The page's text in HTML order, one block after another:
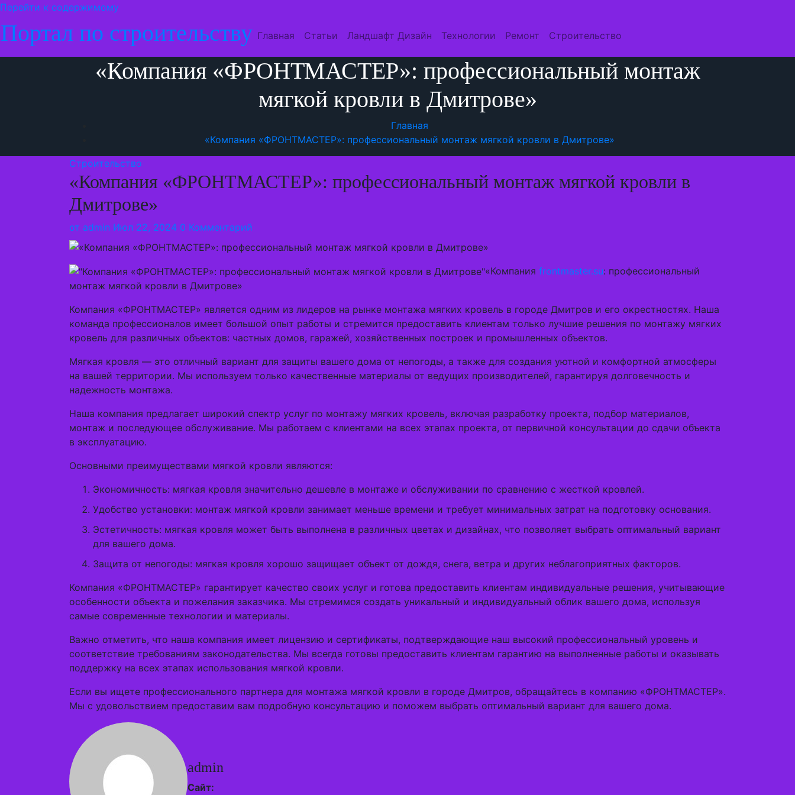
Перейти к содержимому
Портал по строительству Главная Статьи Ландшафт Дизайн Технологии Ремонт Строительство
«Компания «ФРОНТМАСТЕР»: профессиональный монтаж
мягкой кровли в Дмитрове»
Главная
«Компания «ФРОНТМАСТЕР»: профессиональный монтаж мягкой кровли в Дмитрове»
Строительство
«Компания «ФРОНТМАСТЕР»: профессиональный монтаж мягкой кровли в
Дмитрове»
от admin Июл 22, 2024 0 Комментарий
«Компания frontmaster.su: профессиональный
монтаж мягкой кровли в Дмитрове»
Компания «ФРОНТМАСТЕР» является одним из лидеров на рынке монтажа мягких кровель в городе Дмитров и его окрестностях. Наша
команда профессионалов имеет большой опыт работы и стремится предоставить клиентам только лучшие решения по монтажу мягких
кровель для различных объектов: частных домов, гаражей, хозяйственных построек и промышленных объектов.
Мягкая кровля — это отличный вариант для защиты вашего дома от непогоды, а также для создания уютной и комфортной атмосферы
на вашей территории. Мы используем только качественные материалы от ведущих производителей, гарантируя долговечность и
надежность монтажа.
Наша компания предлагает широкий спектр услуг по монтажу мягких кровель, включая разработку проекта, подбор материалов,
монтаж и последующее обслуживание. Мы работаем с клиентами на всех этапах проекта, от первичной консультации до сдачи объекта
в эксплуатацию.
Основными преимуществами мягкой кровли являются:
Экономичность: мягкая кровля значительно дешевле в монтаже и обслуживании по сравнению с жесткой кровлей.
Удобство установки: монтаж мягкой кровли занимает меньше времени и требует минимальных затрат на подготовку основания.
Эстетичность: мягкая кровля может быть выполнена в различных цветах и дизайнах, что позволяет выбрать оптимальный вариант
для вашего дома.
Защита от непогоды: мягкая кровля хорошо защищает объект от дождя, снега, ветра и других неблагоприятных факторов.
Компания «ФРОНТМАСТЕР» гарантирует качество своих услуг и готова предоставить клиентам индивидуальные решения, учитывающие
особенности объекта и пожелания заказчика. Мы стремимся создать уникальный и индивидуальный облик вашего дома, используя
самые современные технологии и материалы.
Важно отметить, что наша компания имеет лицензию и сертификаты, подтверждающие наш высокий профессиональный уровень и
соответствие требованиям законодательства. Мы всегда готовы предоставить клиентам гарантию на выполненные работы и оказывать
поддержку на всех этапах использования мягкой кровли.
Если вы ищете профессионального партнера для монтажа мягкой кровли в городе Дмитров, обращайтесь в компанию «ФРОНТМАСТЕР».
Мы с удовольствием предоставим вам подробную консультацию и поможем выбрать оптимальный вариант для вашего дома.
admin
Сайт: